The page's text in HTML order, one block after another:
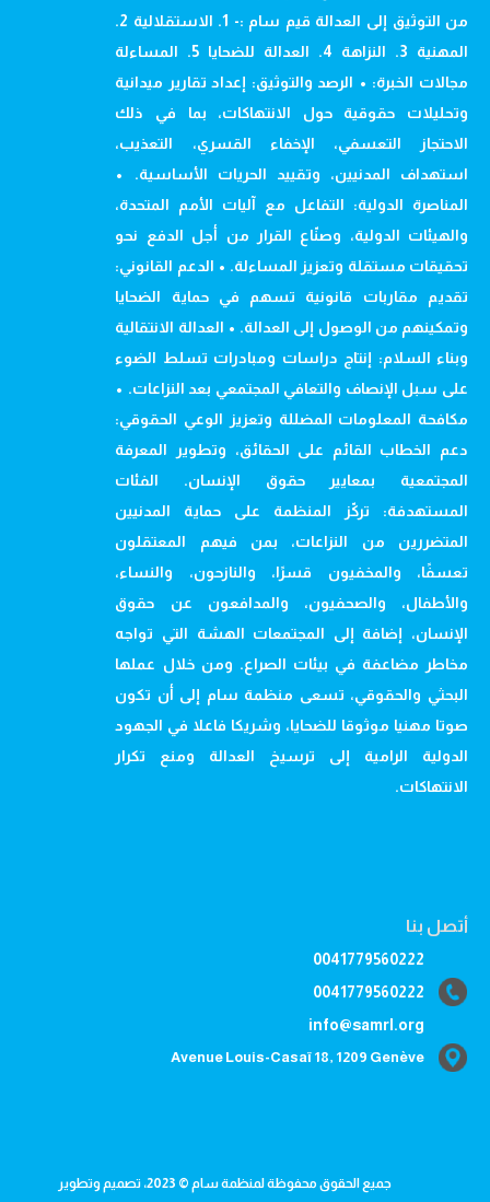
من التوثيق إلى العدالة قيم سام :- 1. الاستقلالية 2.
المهنية 3. النزاهة 4. العدالة للضحايا 5. المساءلة
مجالات الخبرة: • الرصد والتوثيق: إعداد تقارير ميدانية
وتحليلات حقوقية حول الانتهاكات، بما في ذلك
الاحتجاز التعسفي، الإخفاء القسري، التعذيب،
استهداف المدنيين، وتقييد الحريات الأساسية. •
المناصرة الدولية: التفاعل مع آليات الأمم المتحدة،
والهيئات الدولية، وصنّاع القرار من أجل الدفع نحو
تحقيقات مستقلة وتعزيز المساءلة. • الدعم القانوني:
تقديم مقاربات قانونية تسهم في حماية الضحايا
وتمكينهم من الوصول إلى العدالة. • العدالة الانتقالية
وبناء السلام: إنتاج دراسات ومبادرات تسلط الضوء
على سبل الإنصاف والتعافي المجتمعي بعد النزاعات. •
مكافحة المعلومات المضللة وتعزيز الوعي الحقوقي:
دعم الخطاب القائم على الحقائق، وتطوير المعرفة
المجتمعية بمعايير حقوق الإنسان. الفئات
المستهدفة: تركّز المنظمة على حماية المدنيين
المتضررين من النزاعات، بمن فيهم المعتقلون
تعسفًا، والمخفيون قسرًا، والنازحون، والنساء،
والأطفال، والصحفيون، والمدافعون عن حقوق
الإنسان، إضافة إلى المجتمعات الهشة التي تواجه
مخاطر مضاعفة في بيئات الصراع. ومن خلال عملها
البحثي والحقوقي، تسعى منظمة سام إلى أن تكون
صوتا مهنيا موثوقا للضحايا، وشريكا فاعلا في الجهود
الدولية الرامية إلى ترسيخ العدالة ومنع تكرار
الانتهاكات.
أتصل بنا
0041779560222
0041779560222
info@samrl.org
Avenue Louis-Casaï 18, 1209 Genève
جميع الحقوق محفوظة لمنظمة سام © 2023، تصميم وتطوير